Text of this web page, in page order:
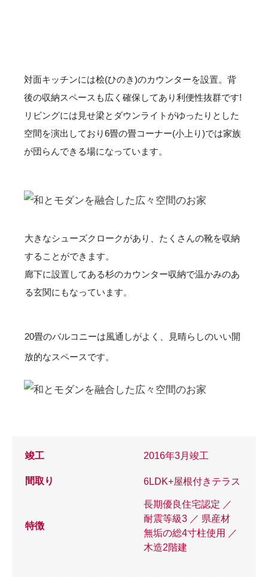
対面キッチンには桧(ひのき)のカウンターを設置。背
後の収納スペースも広く確保してあり利便性抜群です!
リビングには見せ梁とダウンライトがゆったりとした
空間を演出しており6畳の畳コーナー(小上り)では家族
が団らんできる場になっています。
大きなシューズクロークがあり、たくさんの靴を収納
することができます。
廊下に設置してある杉のカウンター収納で温かみのあ
る玄関にもなっています。
20畳のバルコニーは風通しがよく、
見晴らしのいい開
放的なスペースです。
竣工 2016年3月竣工
間取り 6LDK+屋根付きテラス
特徴
長期優良住宅認定 ／
耐震等級3 ／ 県産材
無垢の総4寸柱使用 ／
木造2階建